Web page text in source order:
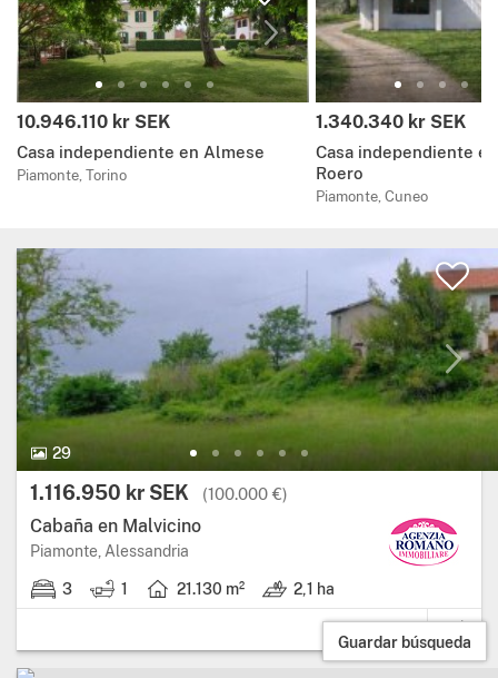
Precio:
10.946.110 kr SEK
Casa independiente en Almese
Piamonte, Torino
Precio:
1.340.340 kr SEK
Casa independiente
Roero
Piamonte, Cuneo
29
29 Fotos.
Precio:
1.116.950 kr SEK (100.000 €)
Cabaña en Malvicino
Piamonte, Alessandria Región: Piamonte, provincia: Alessandria.
3
3 habitaciones.
1
1 baño. 21.130 m²
Superficie útil: 21.130 metros cuadrados.
2,1 ha
Terreno: 2,1 ha.
Guardar búsqueda